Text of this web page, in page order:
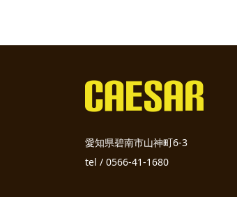
愛知県碧南市山神町6-3
tel / 0566-41-1680